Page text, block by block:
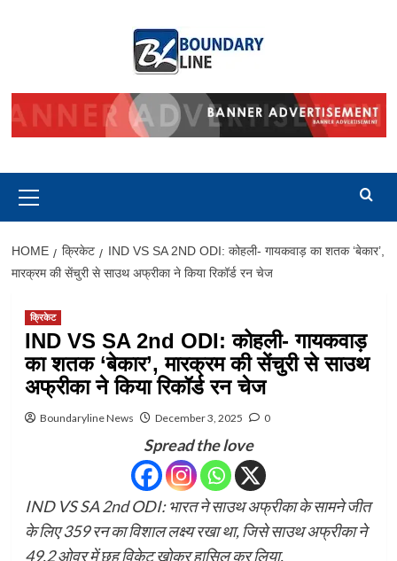
Menu
HOME क्रिकेट
IND VS SA 2ND ODI: कोहली- गायकवाड़ का शतक ‘बेकार’,
मारक्रम की सेंचुरी से साउथ अफ्रीका ने किया रिकॉर्ड रन चेज
क्रिकेट
IND VS SA 2nd ODI: कोहली- गायकवाड़
का शतक ‘बेकार’, मारक्रम की सेंचुरी से साउथ
अफ्रीका ने किया रिकॉर्ड रन चेज
Boundaryline News December 3, 2025 0
Spread the love
IND VS SA 2nd ODI: भारत ने साउथ अफ्रीका के सामने जीत
के लिए 359 रन का विशाल लक्ष्य रखा था, जिसे साउथ अफ्रीका ने
49.2 ओवर में छह विकेट खोकर हासिल कर लिया.